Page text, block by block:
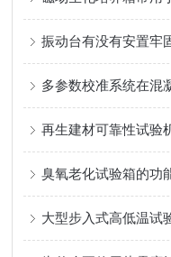
振动台有没有安置牢
多参数校准系统在混
再生建材可靠性试验
臭氧老化试验箱的功
大型步入式​高低温试